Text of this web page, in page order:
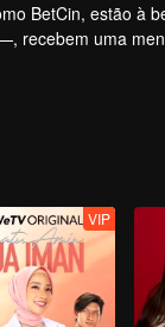
BetCin, estão à
recebem uma
que está em
VIP